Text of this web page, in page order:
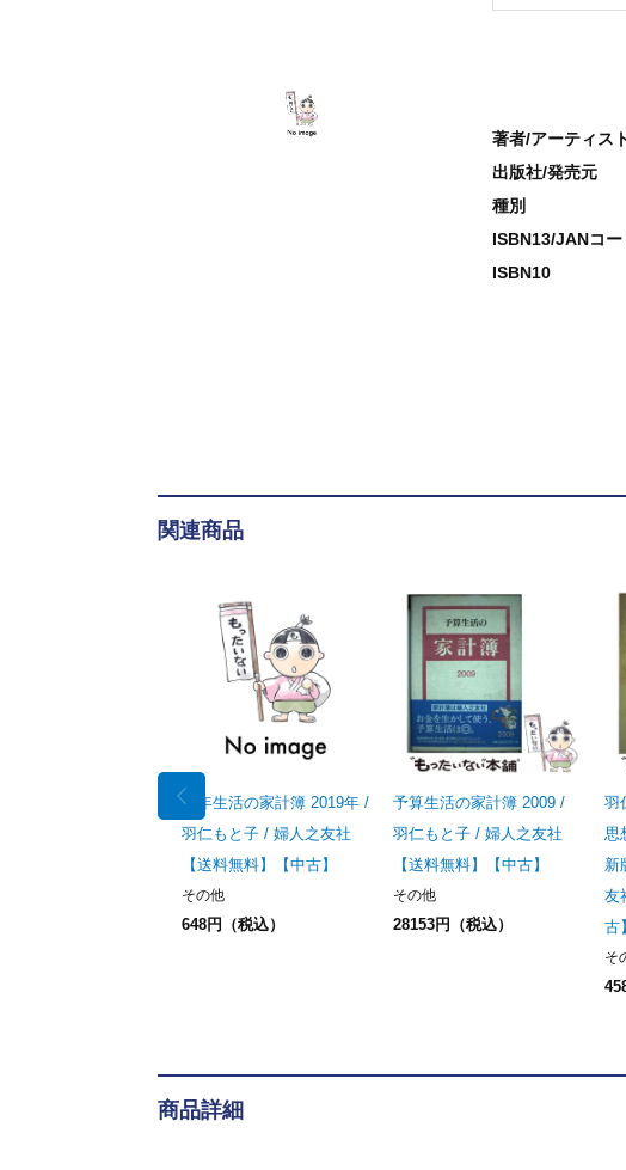
著者/アーティス
出版社/発売元
種別
ISBN13/JANコー
ISBN10
関連商品
高年生活の家計簿 2019年 /
羽仁もと子 / 婦人之友社
【送料無料】【中古】
その他
648円（税込）
予算生活の家計簿 2009 /
羽仁もと子 / 婦人之友社
【送料無料】【中古】
その他
28153円（税込）
羽
思
新
友
古】
そ
商品詳細